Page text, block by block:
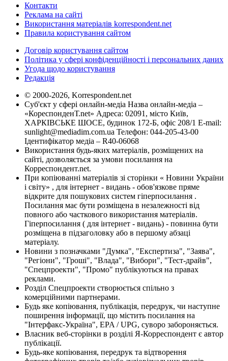
Контакти
Реклама на сайті
Використання матеріалів korrespondent.net
Правила користування сайтом
Договір користування сайтом
Політика у сфері конфіденційності і персональних даних
Угода щодо користування
Редакція
© 2000-2026, Korrespondent.net
Суб'єкт у сфері онлайн-медіа Назва онлайн-медіа –
«КореспонденТ.net» Адреса: 02091, місто Київ,
ХАРКІВСЬКЕ ШОСЕ, будинок 172-Б, офіс 208/1 E-mail:
sunlight@mediadim.com.ua Телефон: 044-205-43-00
Ідентифікатор медіа – R40-06068
Використання будь-яких матеріалів, розміщених на
сайті, дозволяється за умови посилання на
Корреспондент.net.
При копіюванні матеріалів зі сторінки « Новини України
і світу» , для інтернет - видань - обов'язкове пряме
відкрите для пошукових систем гіперпосилання .
Посилання має бути розміщена в незалежності від
повного або часткового використання матеріалів.
Гіперпосилання ( для інтернет - видань) - повинна бути
розміщена в підзаголовку або в першому абзаці
матеріалу.
Новини з позначками "Думка", "Експертиза", "Заява",
"Регіони", "Гроші", "Влада", "Вибори", "Тест-драйв",
"Спецпроекти", "Промо" публікуються на правах
реклами.
Розділ Спецпроекти створюється спільно з
комерційними партнерами.
Будь яке копіювання, публікація, передрук, чи наступне
поширення інформації, що містить посилання на
"Інтерфакс-Україна", EPA / UPG, суворо забороняється.
Власник веб-сторінки в розділі Я-Корреспондент є автор
публікації.
Будь-яке копіювання, передрук та відтворення